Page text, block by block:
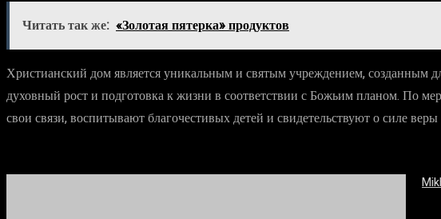
Читать так же: «Золотая пятерка» продуктов
Христианский дом является уникальным и святым учреждением, созданным
духовный рост и подготовка к жизни в соответствии с Божьим планом. По
свои связи, воспитывают благочестивых детей и свидетельствуют о силе